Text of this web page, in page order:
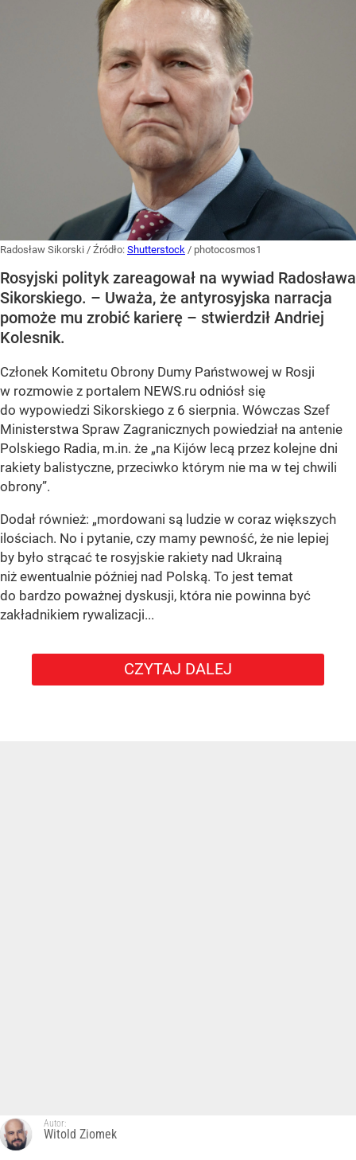
Radosław Sikorski / Źródło: Shutterstock / photocosmos1
Rosyjski polityk zareagował na wywiad Radosława
Sikorskiego. – Uważa, że antyrosyjska narracja
pomoże mu zrobić karierę – stwierdził Andriej
Kolesnik.
Członek Komitetu Obrony Dumy Państwowej w Rosji
w rozmowie z portalem NEWS.ru odniósł się
do wypowiedzi Sikorskiego z 6 sierpnia. Wówczas Szef
Ministerstwa Spraw Zagranicznych powiedział na antenie
Polskiego Radia, m.in. że „na Kijów lecą przez kolejne dni
rakiety balistyczne, przeciwko którym nie ma w tej chwili
obrony”.
Dodał również: „mordowani są ludzie w coraz większych
ilościach. No i pytanie, czy mamy pewność, że nie lepiej
by było strącać te rosyjskie rakiety nad Ukrainą
niż ewentualnie później nad Polską. To jest temat
do bardzo poważnej dyskusji, która nie powinna być
zakładnikiem rywalizacji...
CZYTAJ DALEJ
Autor:
Witold Ziomek